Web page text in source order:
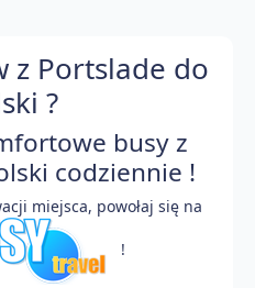
z Portslade do
?
busy z
codziennie !
miejsca, powołaj się na
!